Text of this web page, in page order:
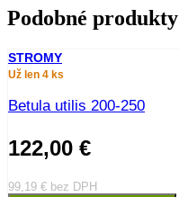
Podobné produkty
STROMY
Už len 4 ks
Betula utilis 200-250
122,00 €
99,19 € bez DPH